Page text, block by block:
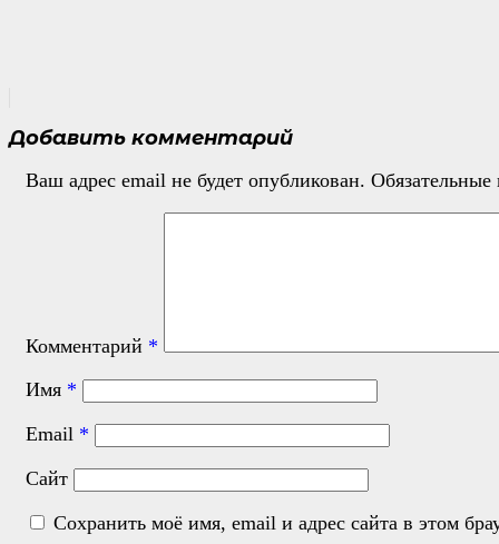
Добавить комментарий
Ваш адрес email не будет опубликован.
Комментарий *
Имя *
Email *
Сайт
Сохранить моё имя, email и адрес сайта в этом